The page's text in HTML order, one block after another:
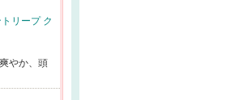
リープ ク
やか、頭